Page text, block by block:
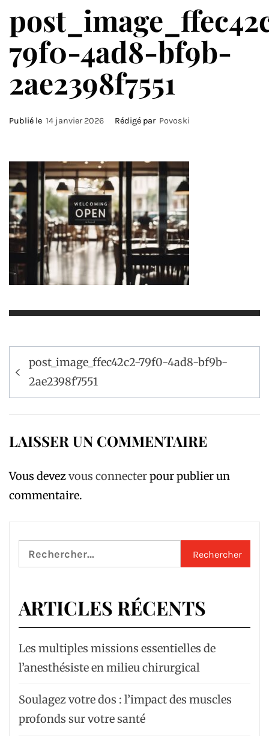
79f0-4ad8-bf9b-
2ae2398f7551
Publié le 14 janvier 2026 Rédigé par Povoski
Navigation
de
l’article
post_image_ffec42c2-79f0-4ad8-bf9b-
2ae2398f7551
LAISSER UN COMMENTAIRE
Vous devezvous connecterpour publier un
commentaire.
Rechercher :
ARTICLES RÉCENTS
Les multiples missions essentielles de
l’anesthésiste en milieu chirurgical
Soulagez votre dos : l’impact des muscles
profonds sur votre santé